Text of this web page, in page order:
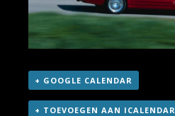
+ GOOGLE CALENDAR
+ TOEVOEGEN AAN ICALENDAR